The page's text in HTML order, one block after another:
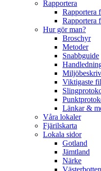
Rapportera
Rapportera
Rapportera
Hur gör man?
Broschyr
Metoder
Snabbguide
Viktigaste
Länkar &
Våra lokaler
Fjärilskarta
Lokala sidor
Gotland
Jämtland
Närke
Västerbotten